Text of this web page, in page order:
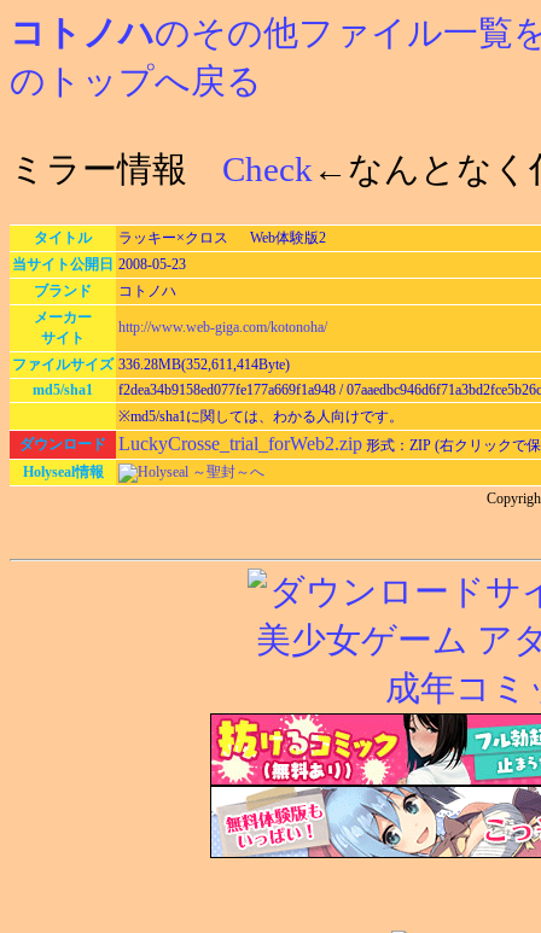
コトノハのその他ファイル一覧
のトップへ戻る
ミラー情報 Check ←なんとなく
タイトル
ラッキー×クロス Web体験版2
当サイト公開日 2008-05-23
ブランド
コトノハ
メーカー
サイト
http://www.web-giga.com/kotonoha/
ファイルサイズ 336.28MB(352,611,414Byte)
md5/sha1
f2dea34b9158ed077fe177a669f1a948 /
※md5/sha1に関しては、わかる人向けです。
ダウンロード
LuckyCrosse_trial_forWeb2.zip 形式：ZIP (右クリックで
Holyseal情報
Holyseal ～聖封～へ